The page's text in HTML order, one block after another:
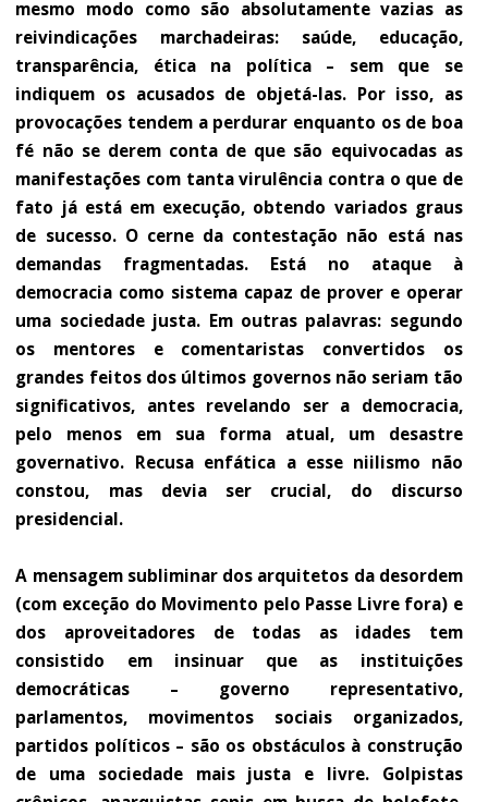
mesmo modo como são absolutamente vazias as
reivindicações marchadeiras: saúde, educação,
transparência, ética na política – sem que se
indiquem os acusados de objetá-las. Por isso, as
provocações tendem a perdurar enquanto os de boa
fé não se derem conta de que são equivocadas as
manifestações com tanta virulência contra o que de
fato já está em execução, obtendo variados graus
de sucesso. O cerne da contestação não está nas
demandas fragmentadas. Está no ataque à
democracia como sistema capaz de prover e operar
uma sociedade justa. Em outras palavras: segundo
os mentores e comentaristas convertidos os
grandes feitos dos últimos governos não seriam tão
significativos, antes revelando ser a democracia,
pelo menos em sua forma atual, um desastre
governativo. Recusa enfática a esse niilismo não
constou, mas devia ser crucial, do discurso
presidencial.
A mensagem subliminar dos arquitetos da desordem
(com exceção do Movimento pelo Passe Livre fora) e
dos aproveitadores de todas as idades tem
consistido em insinuar que as instituições
democráticas – governo representativo,
parlamentos, movimentos sociais organizados,
partidos políticos – são os obstáculos à construção
de uma sociedade mais justa e livre. Golpistas